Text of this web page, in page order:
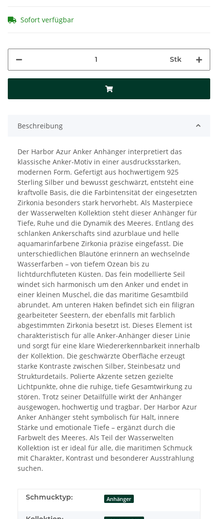
Sofort verfügbar
Stk
Beschreibung
Der Harbor Azur Anker Anhänger interpretiert das
klassische Anker-Motiv in einer ausdrucksstarken,
modernen Form. Gefertigt aus hochwertigem 925
Sterling Silber und bewusst geschwärzt, entsteht eine
kraftvolle Basis, die die Farbintensität der eingesetzten
Zirkonia besonders stark hervorhebt. Als Masterpiece
der Wasserwelten Kollektion steht dieser Anhänger für
Tiefe, Ruhe und die Dynamik des Meeres. Entlang des
schlanken Ankerschafts sind azurblaue und helle
aquamarinfarbene Zirkonia präzise eingefasst. Die
unterschiedlichen Blautöne erinnern an wechselnde
Wasserfarben – von tiefem Ozean bis zu
lichtdurchfluteten Küsten. Das fein modellierte Seil
windet sich harmonisch um den Anker und endet in
einer kleinen Muschel, die das maritime Gesamtbild
abrundet. Am unteren Haken befindet sich ein filigran
gearbeiteter Seestern, der ebenfalls mit farblich
abgestimmten Zirkonia besetzt ist. Dieses Element ist
charakteristisch für alle Anker-Anhänger dieser Linie
und sorgt für eine klare Wiedererkennbarkeit innerhalb
der Kollektion. Die geschwärzte Oberfläche erzeugt
starke Kontraste zwischen Silber, Steinbesatz und
Strukturdetails. Polierte Akzente setzen gezielte
Lichtpunkte, ohne die ruhige, tiefe Gesamtwirkung zu
stören. Trotz seiner Detailfülle wirkt der Anhänger
ausgewogen, hochwertig und tragbar. Der Harbor Azur
Anker Anhänger steht symbolisch für Halt, innere
Stärke und emotionale Tiefe – ergänzt durch die
Farbwelt des Meeres. Als Teil der Wasserwelten
Kollektion ist er ideal für alle, die maritimen Schmuck
mit Charakter, Kontrast und besonderer Ausstrahlung
suchen.
Schmucktyp: Anhänger